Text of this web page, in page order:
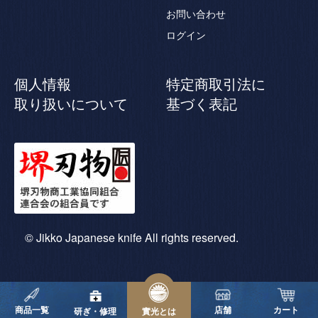
お問い合わせ
ログイン
個人情報
取り扱いについて
特定商取引法に
基づく表記
© Jikko Japanese knife All rights reserved.
商品一覧 研ぎ・修理 實光とは 店舗 カート